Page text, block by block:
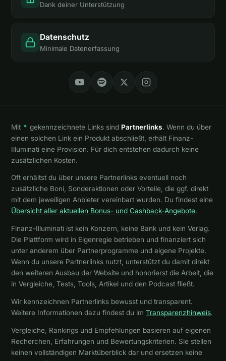
Dank deiner Unterstützung
Datenschutz
Minimale Datenerfassung
Mit * gekennzeichnete Links sind Partnerlinks. Wenn du über
einen solchen Link ein Produkt abschließt, erhält Finanz-
Illuminati eine Provision. Für dich entstehen dadurch keine
zusätzlichen Kosten.
Oft erhältst du über unsere Partnerlinks eventuell noch
zusätzliche Boni, Sonderaktionen oder Vorteile, die ggf. direkt
mit dem jeweiligen Anbieter vereinbart wurden. Du findest eine
Übersicht aller aktuellen Bonus- und Cashback-Angebote.
Finanz-Illuminati ist kein Konzern, keine Bank und kein Verlag.
Die Plattform wird in Eigenregie betrieben und finanziert sich
unter anderem über Partnerprogramme und eigene Projekte.
Wenn du unsere Partnerlinks nutzt, unterstützt du damit direkt
den weiteren Ausbau der Website und honorierst die Arbeit, die
in Vergleiche, Tests, Tools, Artikel und den Podcast fließt.
Wir kennzeichnen Partnerlinks bewusst und transparent.
Weitere Informationen dazu findest du imTransparenzhinweis.
Vergleiche, Rankings und Empfehlungen basieren auf eigenen
Recherchen, Erfahrungen und Bewertungskriterien. Sie stellen
keinen vollständigen Marktüberblick dar und ersetzen keine